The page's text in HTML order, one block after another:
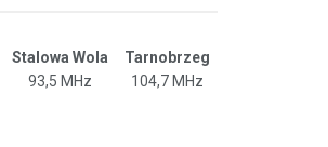
Stalowa Wola
Tarnobrzeg
93,5 MHz 104,7 MHz